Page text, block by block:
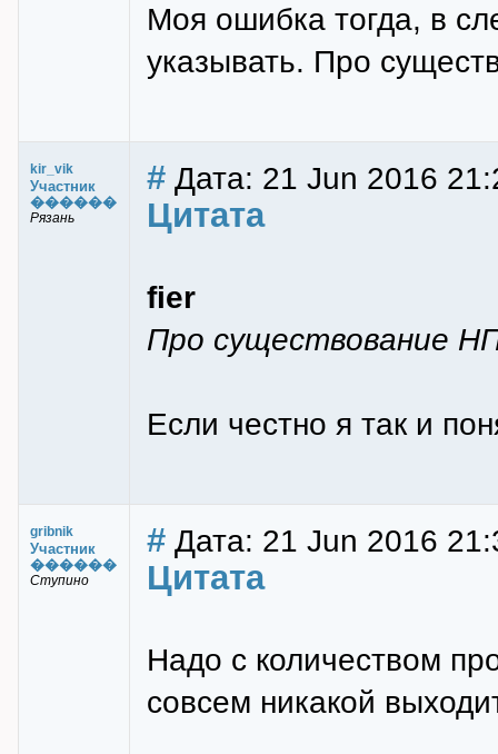
Моя ошибка тогда, в
указывать. Про
kir_vik
Участник
������
Рязань
# Дата: 21 Jun 2016
Цитата
fier
Про существование
Если честно я так и
gribnik
Участник
������
Ступино
# Дата: 21 Jun 2016
Цитата
Надо с количеством
совсем никакой